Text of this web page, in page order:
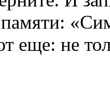
памяти:
еще: не